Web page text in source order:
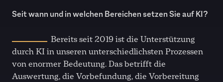
Seit wann und in welchen Bereichen setzen Sie auf KI?
Bereits seit 2019 ist die Unterstützung
durch KI in unseren unterschiedlichsten Prozessen
von enormer Bedeutung. Das betrifft die
Auswertung, die Vorbefundung, die Vorbereitung